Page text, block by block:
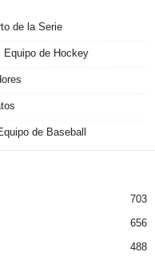
de la Serie
Equipo de Hockey
de Baseball
703
656
488